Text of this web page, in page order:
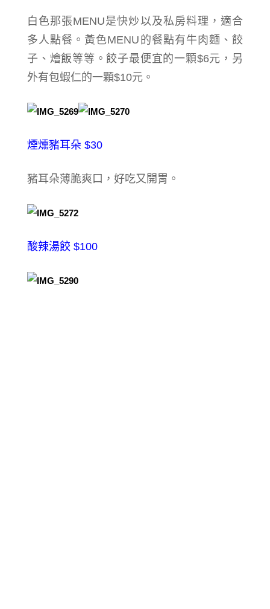
白色那張MENU是快炒以及私房料理，適合
多人點餐。黃色MENU的餐點有牛肉麵、餃
子、燴飯等等。餃子最便宜的一顆$6元，另
外有包蝦仁的一顆$10元。
煙燻豬耳朵 $30
豬耳朵薄脆爽口，好吃又 開胃。
酸辣湯餃 $100